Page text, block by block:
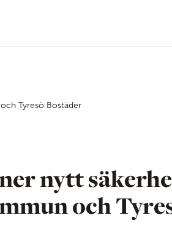
Tyresö Bostäder
nytt
och